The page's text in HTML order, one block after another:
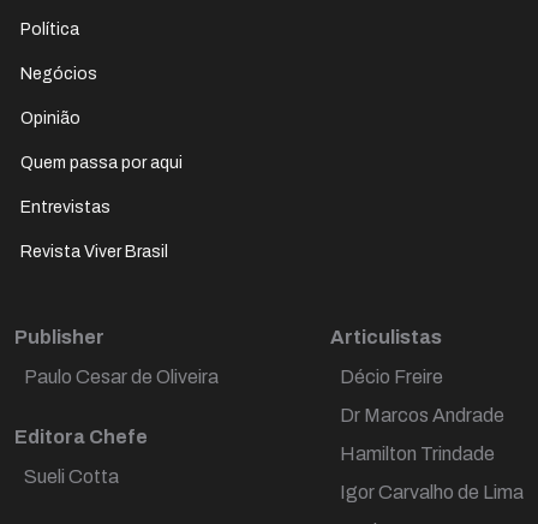
Política
Negócios
Opinião
Quem passa por aqui
Entrevistas
Revista Viver Brasil
Publisher
Paulo Cesar de Oliveira
Editora Chefe
Sueli Cotta
Articulistas
Décio Freire
Dr Marcos Andrade
Hamilton Trindade
Igor Carvalho de Lima
Preencha seus dados e receba nossa news
diariamente pelo seu e-mail.